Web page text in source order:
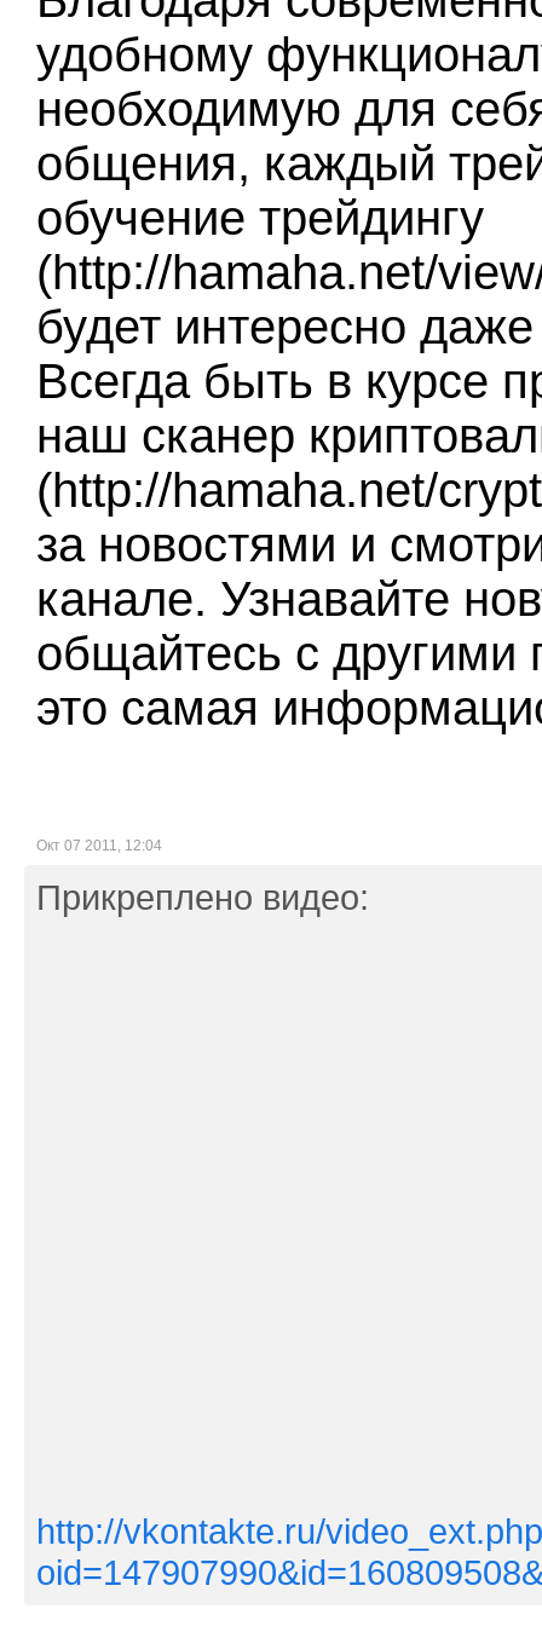
удобному
необходимую для
общения, каждый
обучение трейдингу
(http://hamaha.net/
будет интересно
Всегда быть в курсе
наш сканер
(http://hamaha.net/
за новостями и
канале. Узнавайте
общайтесь с другими
это самая
Окт 07 2011, 12:04
Прикреплено видео:
http://vkontakte.ru/